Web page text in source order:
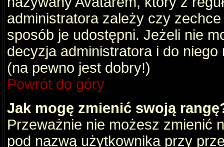
administratora zależy czy
sposób je udostępni. Jeżeli nie
decyzja administratora i do
(na pewno jest dobry!)
Powrót do góry
Jak mogę zmienić swoją
Przeważnie nie możesz zmienić
pod nazwą użytkownika przy